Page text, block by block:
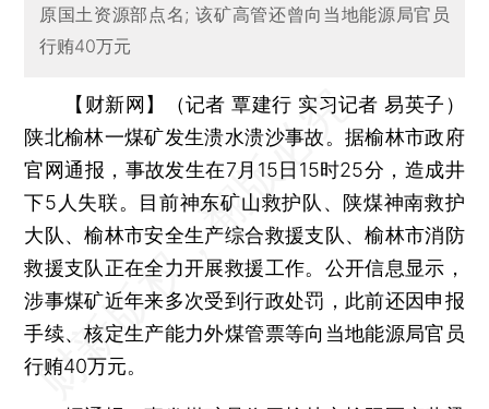
原国土资源部点名; 该矿高管还曾向当地能源局官员
行贿40万元
【财新网】（记者 覃建行 实习记者 易英子）
陕北榆林一煤矿发生溃水溃沙事故。据榆林市政府
官网通报，事故发生在7月15日15时25分，造成井
下5人失联。目前神东矿山救护队、陕煤神南救护
大队、榆林市安全生产综合救援支队、榆林市消防
救援支队正在全力开展救援工作。公开信息显示，
涉事煤矿近年来多次受到行政处罚，此前还因申报
手续、核定生产能力外煤管票等向当地能源局官员
行贿40万元。